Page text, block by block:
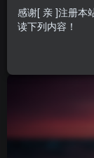
感谢[ 亲 ]注册本
读下列内容！